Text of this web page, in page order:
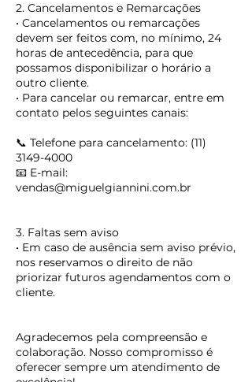
2. Cancelamentos e Remarcações
• Cancelamentos ou remarcações
devem ser feitos com, no mínimo, 24
horas de antecedência, para que
possamos disponibilizar o horário a
outro cliente.
• Para cancelar ou remarcar, entre em
contato pelos seguintes canais:
📞 Telefone para cancelamento: (11)
3149-4000
📧 E-mail:
vendas@miguelgiannini.com.br
3. Faltas sem aviso
• Em caso de ausência sem aviso prévio,
nos reservamos o direito de não
priorizar futuros agendamentos com o
cliente.
Agradecemos pela compreensão e
colaboração. Nosso compromisso é
oferecer sempre um atendimento de